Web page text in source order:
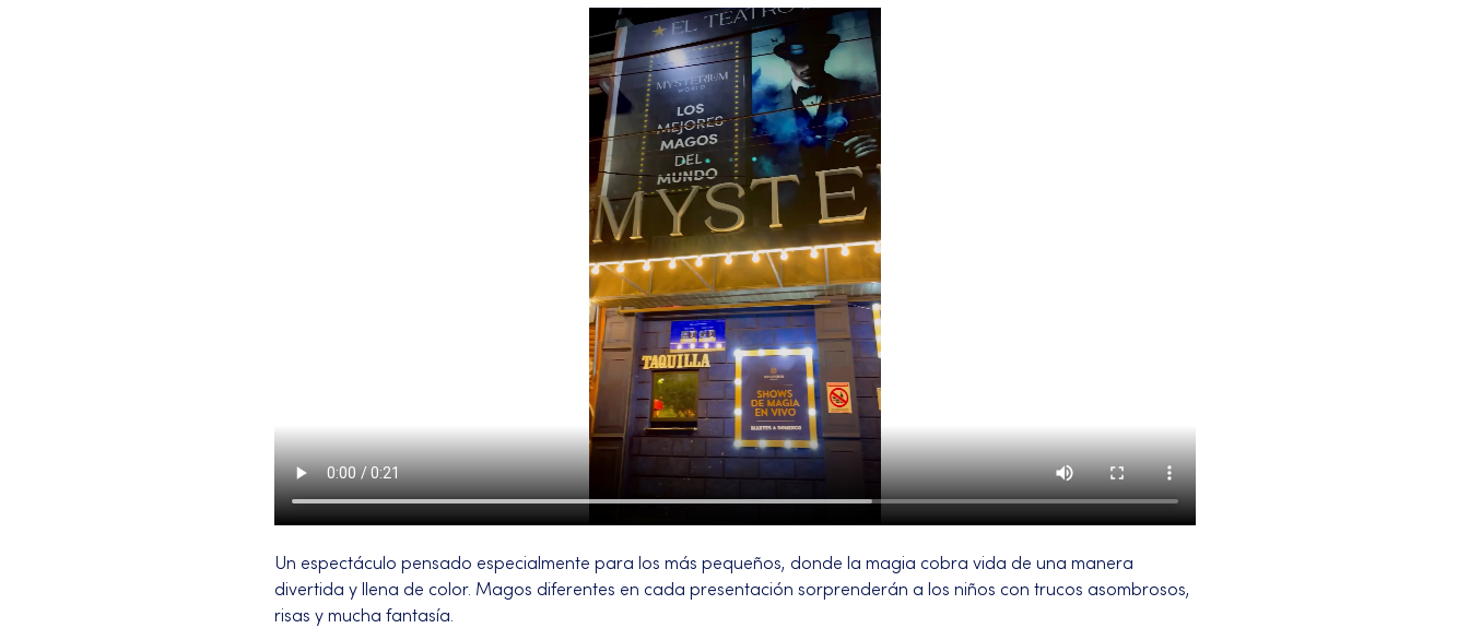
Un espectáculo pensado especialmente para los más pequeños, donde la magia cobra vida de una manera
divertida y llena de color. Magos diferentes en cada presentación sorprenderán a los niños con trucos asombrosos,
risas y mucha fantasía.